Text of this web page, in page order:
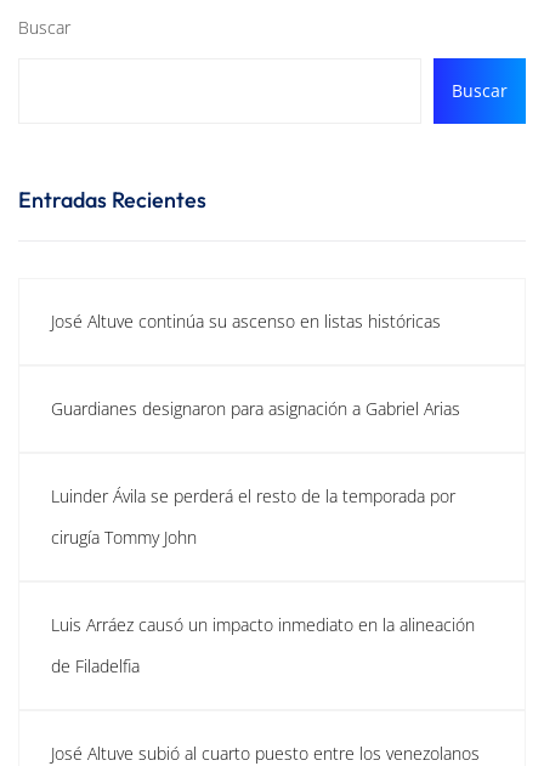
Buscar
Buscar
Entradas Recientes
José Altuve continúa su ascenso en listas históricas
Guardianes designaron para asignación a Gabriel Arias
Luinder Ávila se perderá el resto de la temporada por
cirugía Tommy John
Luis Arráez causó un impacto inmediato en la alineación
de Filadelfia
José Altuve subió al cuarto puesto entre los venezolanos